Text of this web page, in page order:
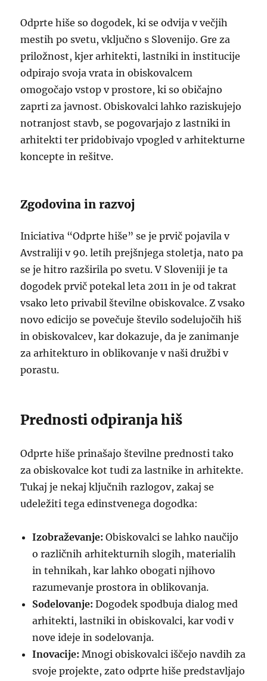
Odprte hiše so dogodek, ki se odvija v večjih
mestih po svetu, vključno s Slovenijo. Gre za
priložnost, kjer arhitekti, lastniki in institucije
odpirajo svoja vrata in obiskovalcem
omogočajo vstop v prostore, ki so običajno
zaprti za javnost. Obiskovalci lahko raziskujejo
notranjost stavb, se pogovarjajo z lastniki in
arhitekti ter pridobivajo vpogled v arhitekturne
koncepte in rešitve.
Zgodovina in razvoj
Iniciativa “Odprte hiše” se je prvič pojavila v
Avstraliji v 90. letih prejšnjega stoletja, nato pa
se je hitro razširila po svetu. V Sloveniji je ta
dogodek prvič potekal leta 2011 in je od takrat
vsako leto privabil številne obiskovalce. Z vsako
novo edicijo se povečuje število sodelujočih hiš
in obiskovalcev, kar dokazuje, da je zanimanje
za arhitekturo in oblikovanje v naši družbi v
porastu.
Prednosti odpiranja hiš
Odprte hiše prinašajo številne prednosti tako
za obiskovalce kot tudi za lastnike in arhitekte.
Tukaj je nekaj ključnih razlogov, zakaj se
udeležiti tega edinstvenega dogodka:
Izobraževanje: Obiskovalci se lahko naučijo
o različnih arhitekturnih slogih, materialih
in tehnikah, kar lahko obogati njihovo
razumevanje prostora in oblikovanja.
Sodelovanje: Dogodek spodbuja dialog med
arhitekti, lastniki in obiskovalci, kar vodi v
nove ideje in sodelovanja.
Inovacije: Mnogi obiskovalci iščejo navdih za
svoje projekte, zato odprte hiše predstavljajo